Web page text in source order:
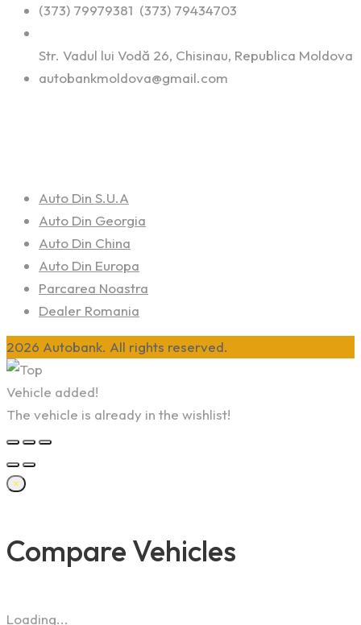
(373) 79979381 (373) 79434703
Str. Vadul lui Vodă 26, Chisinau, Republica Moldova
autobankmoldova@gmail.com
Auto Din S.U.A
Auto Din Georgia
Auto Din China
Auto Din Europa
Parcarea Noastra
Dealer Romania
2026 Autobank. All rights reserved.
Vehicle added!
The vehicle is already in the wishlist!
×
Compare Vehicles
Loading...